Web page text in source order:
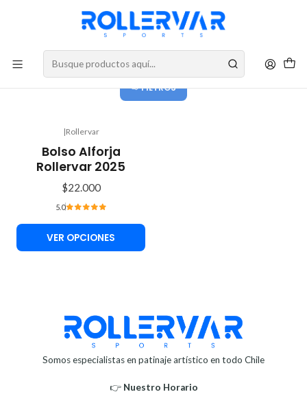
DESPACHOS A TODO CHILE
Rollervar
FILTROS
|Rollervar
Bolso Alforja
Rollervar 2025
$22.000
5.0
VER OPCIONES
Somos especialistas en patinaje artístico en todo Chile
👉 Nuestro Horario⁣⁣